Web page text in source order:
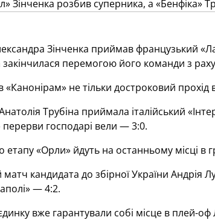
Зінченка приймав французький
закінчилася перемогою його команди з
не тільки достроковий
Трубіна приймала італійський
господарі вели — 3:0.
етапу «Орли» йдуть на останньому місці
кандидата до збірної України Андрія
— 4:2.
вже гарантували собі місце в плей-оф